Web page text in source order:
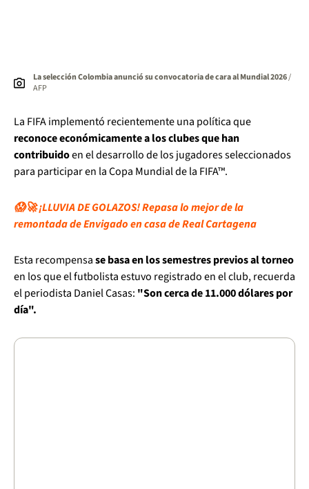
La selección Colombia anunció su convocatoria de cara al Mundial 2026/
AFP
La FIFA implementó recientemente una política que
reconoce económicamente a los clubes que han
contribuidoen el desarrollo de los jugadores seleccionados
para participar en la Copa Mundial de la FIFA™.
😱🚀 ¡LLUVIA DE GOLAZOS! Repasa lo mejor de la
remontada de Envigado en casa de Real Cartagena
Esta recompensase basa en los semestres previos al torneo
en los que el futbolista estuvo registrado en el club, recuerda
el periodista Daniel Casas: "Son cerca de 11.000 dólares por
día".